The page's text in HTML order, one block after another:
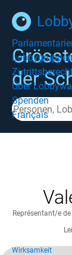
Lobbygruppen
Über
Spenden
Français
der
Représentant/e
Wirksamkeit